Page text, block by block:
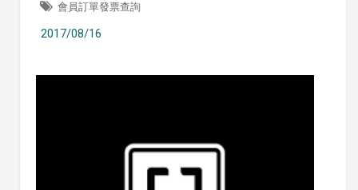
會員訂單發票查詢
2017/08/16